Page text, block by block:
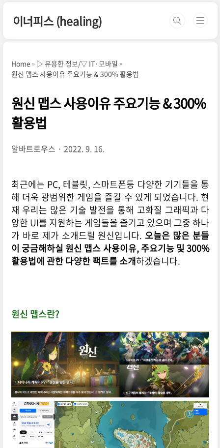
이너피스 (healing)
Home
▷ 유용한 정보/▽ IT·모바일
원신 맵스 사용이유 주요기능 & 300% 활용법
원신 맵스 사용이유 주요기능 & 300%
활용법
알바트로우스 2022. 9. 16.
최근에는 PC, 테블릿, 스마트폰등 다양한 기기들을 통
해 더욱 광범위한 게임을 즐길 수 있게 되었습니다. 현
재 우리는 많은 기술 발전을 통해 고화질 그래픽과 다
양한 UI를 지원하는 게임들을 즐기고 있으며 그중 하나
가 바로 제가 소개드릴 원신입니다. 오늘은 많은 분들
이 궁금해하실 원신 맵스 사용이유, 주요기능 및 300%
활용법에 관한 다양한 팩트를 소개하겠습니다.
원신 맵스란?